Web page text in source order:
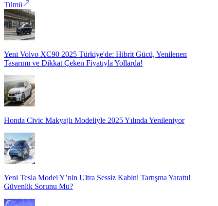
Tümü
Yeni Volvo XC90 2025 Türkiye'de: Hibrit Gücü, Yenilenen
Tasarımı ve Dikkat Çeken Fiyatıyla Yollarda!
Honda Civic Makyajlı Modeliyle 2025 Yılında Yenileniyor
Yeni Tesla Model Y’nin Ultra Sessiz Kabini Tartışma Yarattı!
Güvenlik Sorunu Mu?